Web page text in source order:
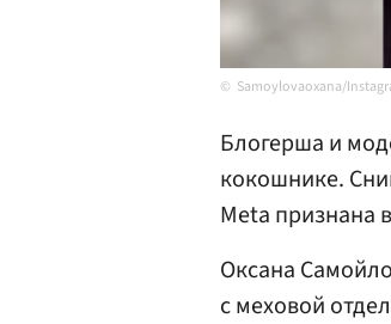
Samoylovaoxana/
Блогерша и
кокошнике.
Meta признана
Оксана
с меховой